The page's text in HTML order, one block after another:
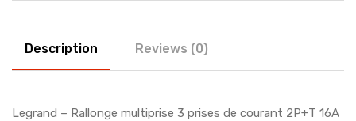
Description Reviews (0)
Legrand – Rallonge multiprise 3 prises de courant 2P+T 16A